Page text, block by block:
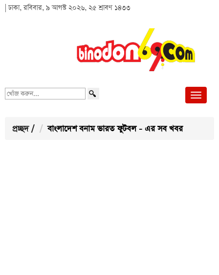
| ঢাকা, রবিবার, ৯ আগস্ট ২০২৬, ২৫ শ্রাবণ ১৪৩৩
খোঁজ
প্রচ্ছদ / বাংলাদেশ বনাম ভারত ফুটবল - এর সব খবর